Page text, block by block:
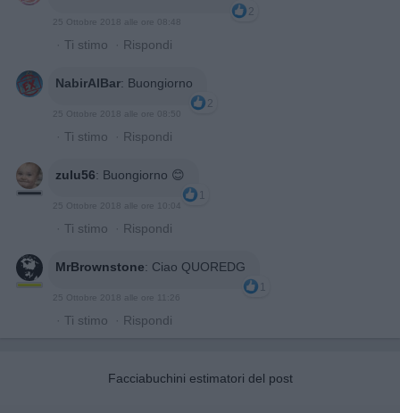
2
· Ti stimo · Rispondi
NabirAlBar: Buongiorno
2
· Ti stimo · Rispondi
zulu56: Buongiorno 😊
1
· Ti stimo · Rispondi
MrBrownstone: Ciao QUOREDG
1
· Ti stimo · Rispondi
Facciabuchini estimatori del post